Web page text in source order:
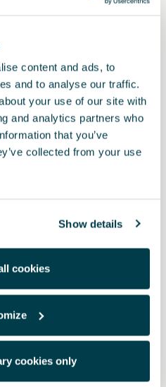
content and ads, to
and to analyse our traffic.
your use of our site with
and analytics partners who
that you’ve
collected from your use
Show details
cookies
cookies only
vernice nel colore ATACAMA
facilmente piccoli danni alla
garantiscono lo stesso
attenzione sull'area graffiata
strati. Si consiglia di effettuare
separato, poiché il colore
carrozzeria, modalità di
stesso codice. Prima
da 12 ml.